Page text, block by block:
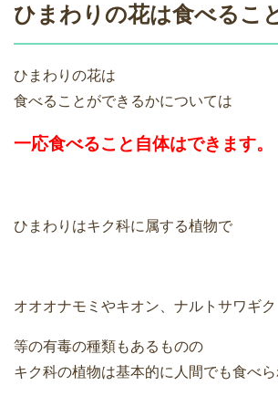
ひまわりの花は食べるこ
ひまわりの花は
食べることができるかについては
一応食べること自体はできます。
ひまわりはキク科に属する植物で
オオオナモミやキオン、ナルトサワギク
等の有毒の種類もあるものの
キク科の植物は基本的に人間でも食べら